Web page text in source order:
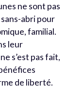
ne sont pas
abri pour
familial.
leur
s’est pas fait,
de liberté.